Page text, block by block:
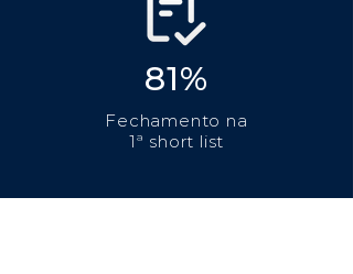
81%
Fechamento na
1ª short list